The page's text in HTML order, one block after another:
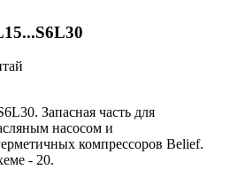
Запасная часть для
насосом и
компрессоров Belief.
- 20.